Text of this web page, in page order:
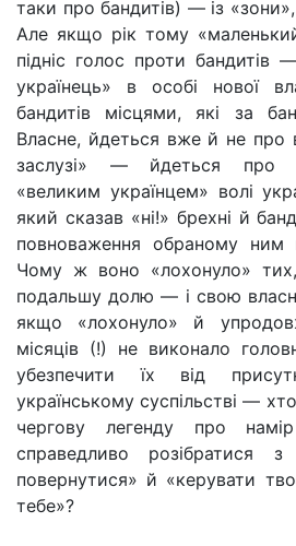
таки про бандитів) — із
Але якщо рік тому
підніс голос проти
українець» в особі нової
бандитів місцями, які за
Власне, йдеться вже й не про
заслузі» — йдеться про
«великим українцем» волі
який сказав «ні!» брехні й
повноваження обраному ним
Чому ж воно «лохонуло»
подальшу долю — і свою
якщо «лохонуло» й
місяців (!) не виконало
убезпечити їх від
українському суспільстві —
чергову легенду про
справедливо розібратися
повернутися» й «керувати
тебе»?